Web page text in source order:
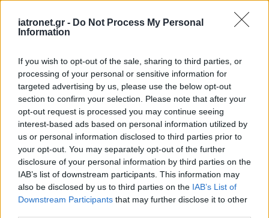
iatronet.gr - Do Not Process My Personal
Information
If you wish to opt-out of the sale, sharing to third parties, or
processing of your personal or sensitive information for
targeted advertising by us, please use the below opt-out
section to confirm your selection. Please note that after your
opt-out request is processed you may continue seeing
interest-based ads based on personal information utilized by
us or personal information disclosed to third parties prior to
your opt-out. You may separately opt-out of the further
disclosure of your personal information by third parties on the
IAB’s list of downstream participants. This information may
also be disclosed by us to third parties on the IAB’s List of
Downstream Participants that may further disclose it to other
αντίσωμα στο πρώιμο
Εξέταση αίματος
προβλέπει τον κίνδυνο
Αλτσχάιμερ έως 10
χρόνια πριν την
εμφάνιση συμπτωμάτων
[μελέτη]
Ο πιλότος ήρωας ''Σάλι''
Σάλενμπεργκερ που
προσθαλάσσωσε